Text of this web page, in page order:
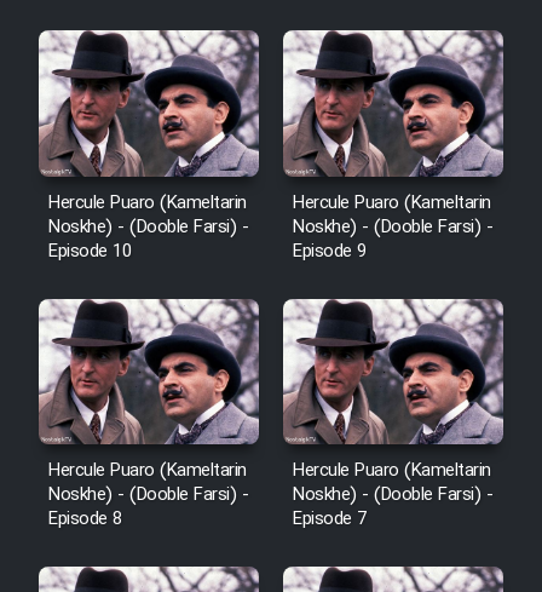
Hercule Puaro (Kameltarin
Noskhe) - (Dooble Farsi) -
Episode 10
Hercule Puaro (Kameltarin
Noskhe) - (Dooble Farsi) -
Episode 9
Hercule Puaro (Kameltarin
Noskhe) - (Dooble Farsi) -
Episode 8
Hercule Puaro (Kameltarin
Noskhe) - (Dooble Farsi) -
Episode 7